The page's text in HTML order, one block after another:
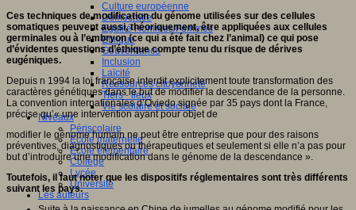
Culture européenne
Démocratie
Egalité Hommes/Femmes
Ethique
Gouvernance
Inclusion
Laïcité
Ressources citoyenneté
Tiers - lieux
Vie scolaire et sociale
Niveaux
Périscolaire
Ecole maternelle
Ecole élémentaire
Collège
Lycée
Université
Les auteurs
Ces techniques de modification du génome utilisées sur des cellules
somatiques peuvent aussi, théoriquement, être appliquées aux cellules
germinales ou à l’embryon (ce qui a été fait chez l’animal) ce qui pose
d’évidentes questions d’éthique compte tenu du risque de dérives
eugéniques.
Depuis n 1994 la loi française interdit explicitement toute transformation des
caractères génétiques dans le but de modifier la descendance de la personne.
La convention internationales d’Oviedo signée par 35 pays dont la France,
précise qu’« une intervention ayant pour objet de
modifier le génome humain ne peut être entreprise que pour des raisons
préventives, diagnostiques ou thérapeutiques et seulement si elle n’a pas pour
but d’introduire une modification dans le génome de la descendance ».
Toutefois, il faut noter que les dispositifs réglementaires sont très différents
suivant les pays.